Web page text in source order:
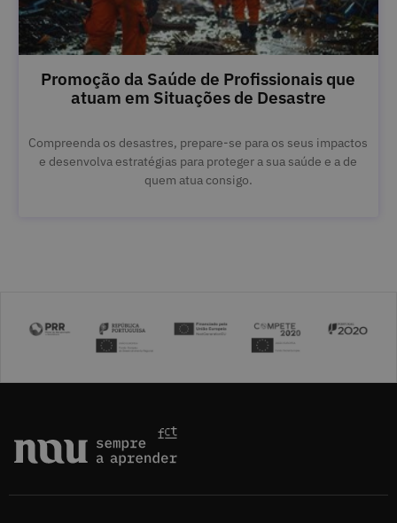
Promoção da Saúde de Profissionais que
atuam em Situações de Desastre
Compreenda os desastres, prepare-se para os seus impactos
e desenvolva estratégias para proteger a sua saúde e a de
quem atua consigo.